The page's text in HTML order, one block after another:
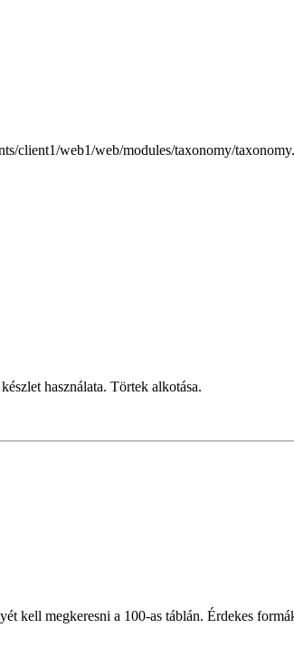
client1/web1/web/modules/taxonomy/
használata. Törtek alkotása.
kell megkeresni a 100-as táblán. Érdekes